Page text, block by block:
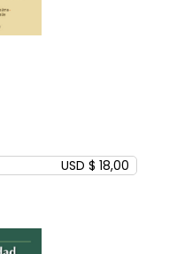
USD $ 18,00